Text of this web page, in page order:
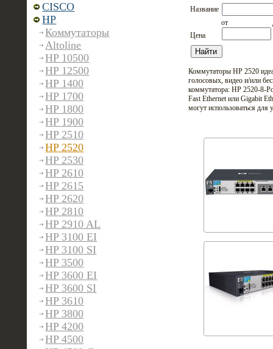
CISCO
HP
Коммутаторы
Altoline
HP 10500
HP 12500
HP 1400
HP 1700
HP 1800
HP 1900
HP 2510
HP 2520
HP 2530
HP 2610
HP 2615
HP 2620
HP 2810
HP 2910 AL
HP 3100 EI
HP 3100 SI
HP 3500
HP 3600 EI
HP 3600 SI
HP 3610
HP 3800
HP 4200
HP 4500
Название
Цена
от
Коммутаторы HP 2520
голосовых, видео и/или
коммутатора: HP 2520-8-
Fast Ethernet или Gigabit
могут использоваться